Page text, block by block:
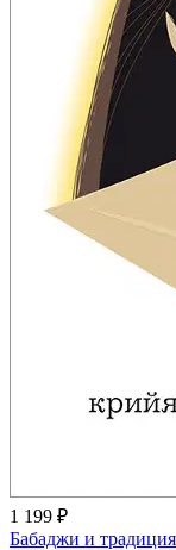
1 199 ₽
Бабаджи и